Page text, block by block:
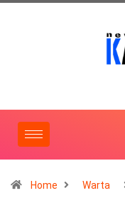
Home Warta